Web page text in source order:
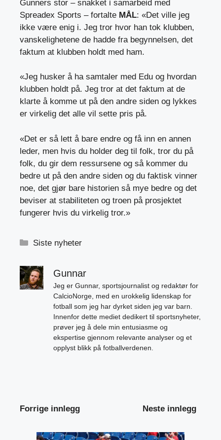
Gunners stor – snakket i samarbeid med
Spreadex Sports – fortalte MÅL: «Det ville jeg
ikke være enig i. Jeg tror hvor han tok klubben,
vanskelighetene de hadde fra begynnelsen, det
faktum at klubben holdt med ham.
«Jeg husker å ha samtaler med Edu og hvordan
klubben holdt på. Jeg tror at det faktum at de
klarte å komme ut på den andre siden og lykkes
er virkelig det alle vil sette pris på.
«Det er så lett å bare endre og få inn en annen
leder, men hvis du holder deg til folk, tror du på
folk, du gir dem ressursene og så kommer du
bedre ut på den andre siden og du faktisk vinner
noe, det gjør bare historien så mye bedre og det
beviser at stabiliteten og troen på prosjektet
fungerer hvis du virkelig tror.»
Kategorier
Siste nyheter
Gunnar
Jeg er Gunnar, sportsjournalist og redaktør for
CalcioNorge, med en urokkelig lidenskap for
fotball som jeg har dyrket siden jeg var barn.
Innenfor dette mediet dedikert til sportsnyheter,
prøver jeg å dele min entusiasme og
ekspertise gjennom relevante analyser og et
opplyst blikk på fotballverdenen.
Forrige innlegg Neste innlegg